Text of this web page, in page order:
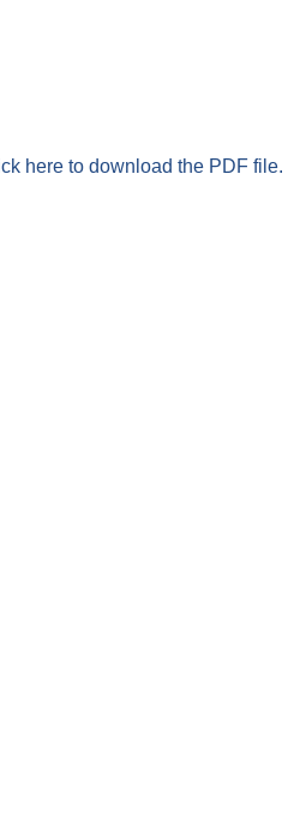
here to download the PDF file.